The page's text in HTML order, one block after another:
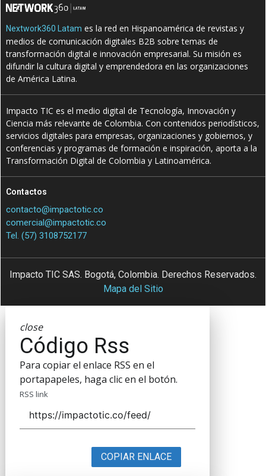
Nextwork360 Latam es la red en Hispanoamérica de revistas y
medios de comunicación digitales B2B sobre temas de
transformación digital e innovación empresarial. Su misión es
difundir la cultura digital y emprendedora en las organizaciones
de América Latina.
Impacto TIC es el medio digital de Tecnología, Innovación y
Ciencia más relevante de Colombia. Con contenidos periodísticos,
servicios digitales para empresas, organizaciones y gobiernos, y
conferencias y programas de formación e inspiración, aporta a la
Transformación Digital de Colombia y Latinoamérica.
Contactos
contacto@impactotic.co
comercial@impactotic.co
Tel. (57) 3108752177
Impacto TIC SAS. Bogotá, Colombia. Derechos Reservados.
Mapa del Sitio
close
Código Rss
Para copiar el enlace RSS en el
portapapeles, haga clic en el botón.
RSS link
COPIAR ENLACE